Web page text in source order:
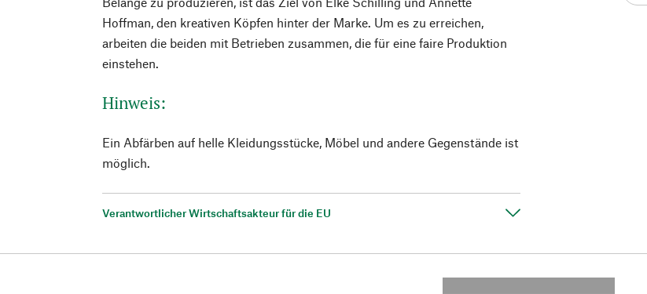
Hoffman, den kreativen Köpfen hinter der Marke. Um es zu erreichen,
arbeiten die beiden mit Betrieben zusammen, die für eine faire Produktion
einstehen.
Hinweis:
Ein Abfärben auf helle Kleidungsstücke, Möbel und andere Gegenstände ist
möglich.
Verantwortlicher Wirtschaftsakteur für die EU